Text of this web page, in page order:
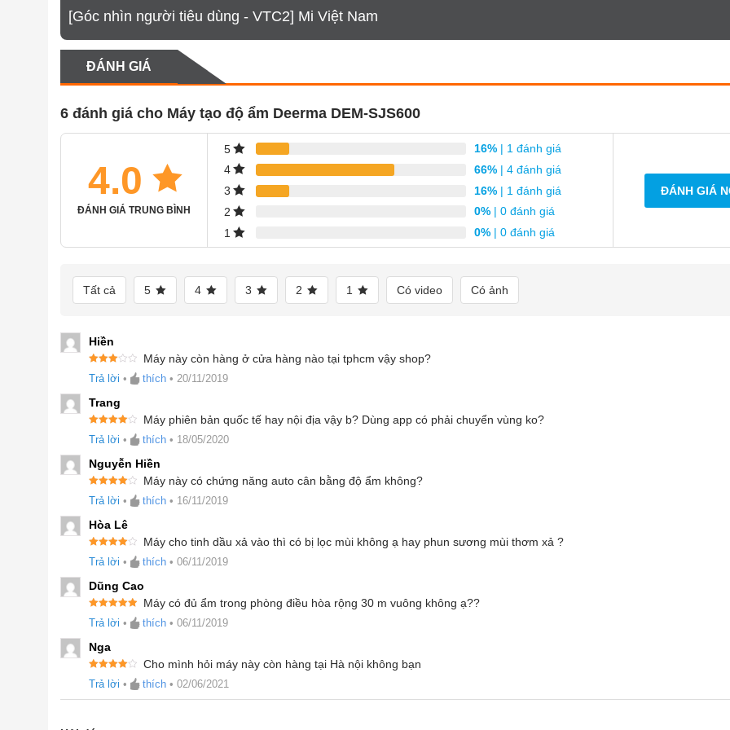
[Góc nhìn người tiêu dùng - VTC2] Mi Việt Nam
ĐÁNH GIÁ
6 đánh giá cho Máy tạo độ ẩm Deerma DEM-SJS600
4.0
ĐÁNH GIÁ TRUNG BÌNH
5 16%| 1 đánh giá
4
66%| 4 đánh giá
3
16%| 1 đánh giá
2
0%| 0 đánh giá
1
0%| 0 đánh giá
ĐÁNH GIÁ
Tất cả 5 4 3 2 1 Có video Có ảnh
Hiền
xếp
5 sao
Máy này còn hàng ở cửa hàng nào tại tphcm vậy shop?
Trả lời • thích • 20/11/2019
Trang
hạng45
Máy phiên bản quốc tế hay nội địa vậy b? Dùng app có phải chuyển vùng ko?
Trả lời • thích • 18/05/2020
Nguyễn Hiền
hạng45
Máy này có chứng năng auto cân bằng độ ẩm không?
Trả lời • thích • 16/11/2019
Hòa Lê
hạng45
Máy cho tinh dầu xả vào thì có bị lọc mùi không ạ hay phun sương mùi thơm xả ?
Trả lời • thích • 06/11/2019
Dũng Cao
hạng55
Máy có đủ ẩm trong phòng điều hòa rộng 30 m vuông không ạ??
Trả lời • thích • 06/11/2019
Nga
hạng45
Cho mình hỏi máy này còn hàng tại Hà nội không bạn
Trả lời • thích • 02/06/2021